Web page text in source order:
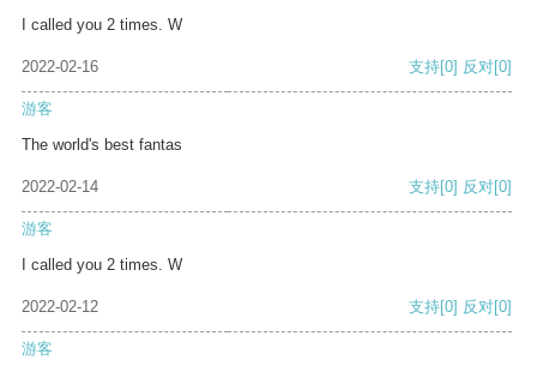
I called you 2 times. W
2022-02-16 支持[0] 反对[0]
游客
The world's best fantas
2022-02-14 支持[0] 反对[0]
游客
I called you 2 times. W
2022-02-12 支持[0] 反对[0]
游客